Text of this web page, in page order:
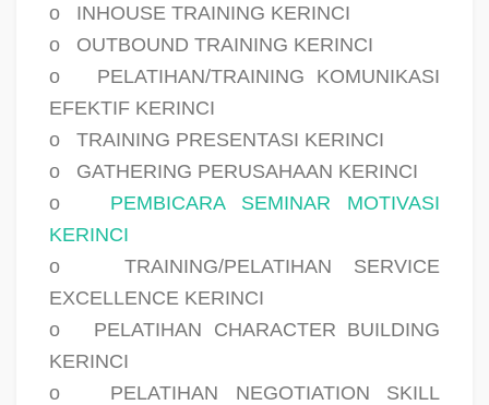
o
INHOUSE TRAINING KERINCI
o
OUTBOUND TRAINING KERINCI
o
PELATIHAN/TRAINING KOMUNIKASI
EFEKTIF KERINCI
o
TRAINING PRESENTASI KERINCI
o
GATHERING PERUSAHAAN KERINCI
o
PEMBICARA SEMINAR MOTIVASI
KERINCI
o
TRAINING/PELATIHAN SERVICE
EXCELLENCE KERINCI
o
PELATIHAN CHARACTER BUILDING
KERINCI
o
PELATIHAN NEGOTIATION SKILL